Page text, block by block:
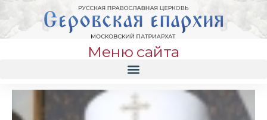
Меню сайта